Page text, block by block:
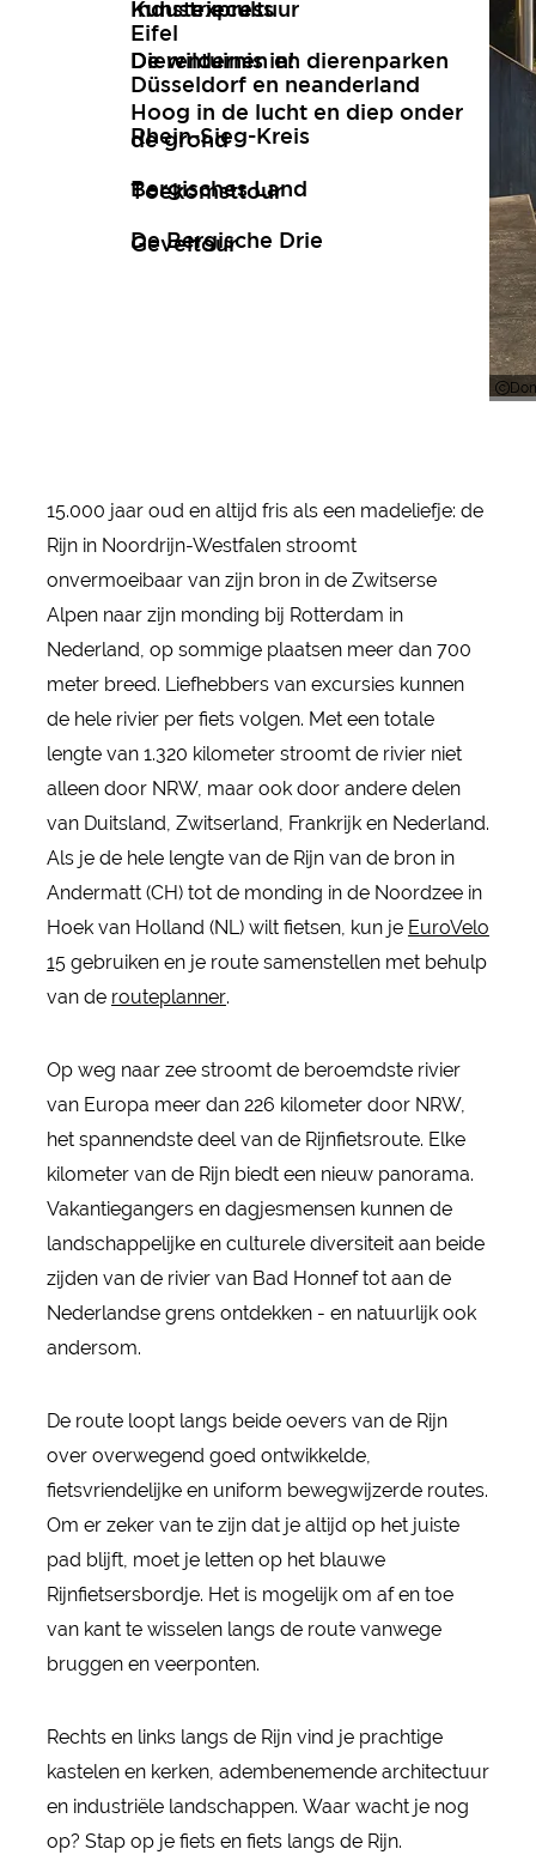
Kunstexpress
De wildernis in!
Hoog in de lucht en diep onder
de grond
Toekomsttour
Geveltour
Eifel
Düsseldorf en neanderland
Rhein-Sieg-Kreis
Bergisches Land
De Bergische Drie
Industriecultuur
Dierentuinen en dierenparken
15.000 jaar oud en altijd fris als een madeliefje: de
Rijn in Noordrijn-Westfalen stroomt
onvermoeibaar van zijn bron in de Zwitserse
Alpen naar zijn monding bij Rotterdam in
Nederland, op sommige plaatsen meer dan 700
meter breed. Liefhebbers van excursies kunnen
de hele rivier per fiets volgen. Met een totale
lengte van 1.320 kilometer stroomt de rivier niet
alleen door NRW, maar ook door andere delen
van Duitsland, Zwitserland, Frankrijk en Nederland.
Als je de hele lengte van de Rijn van de bron in
Andermatt (CH) tot de monding in de Noordzee in
Hoek van Holland (NL) wilt fietsen, kun je EuroVelo
15gebruiken en je route samenstellen met behulp
van de routeplanner.
Op weg naar zee stroomt de beroemdste rivier
van Europa meer dan 226 kilometer door NRW,
het spannendste deel van de Rijnfietsroute. Elke
kilometer van de Rijn biedt een nieuw panorama.
Vakantiegangers en dagjesmensen kunnen de
landschappelijke en culturele diversiteit aan beide
zijden van de rivier van Bad Honnef tot aan de
Nederlandse grens ontdekken - en natuurlijk ook
andersom.
De route loopt langs beide oevers van de Rijn
over overwegend goed ontwikkelde,
fietsvriendelijke en uniform bewegwijzerde routes.
Om er zeker van te zijn dat je altijd op het juiste
pad blijft, moet je letten op het blauwe
Rijnfietsersbordje. Het is mogelijk om af en toe
van kant te wisselen langs de route vanwege
bruggen en veerponten.
Rechts en links langs de Rijn vind je prachtige
kastelen en kerken, adembenemende architectuur
en industriële landschappen. Waar wacht je nog
op? Stap op je fiets en fiets langs de Rijn.